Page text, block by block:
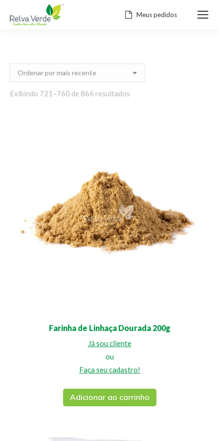
Meus pedidos
Exibindo 721–760 de 866 resultados
Farinha de Linhaça Dourada 200g
Já sou cliente
ou
Faça seu cadastro!
Adicionar ao carrinho